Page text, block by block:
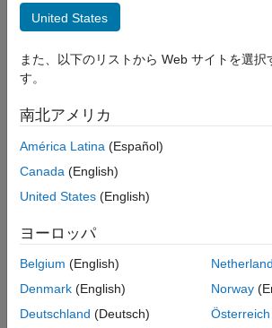
カテゴリ
一般化線形回帰
ステップワイズ回帰
混合効果
テップワイズ回帰を使用して
クトを作成します。
関数
stepwiseglm
fitglm 一般化線形回帰モデルの
addTerms
一般化線形回帰モデル
step
オブジェクト
United States
また、以下のリストから Web サイトを選択
す。
南北アメリカ
América Latina (Español)
Canada (English)
United States (English)
ヨーロッパ
Belgium (English)
Denmark (English)
Deutschland (Deutsch)
Norway
Österreich